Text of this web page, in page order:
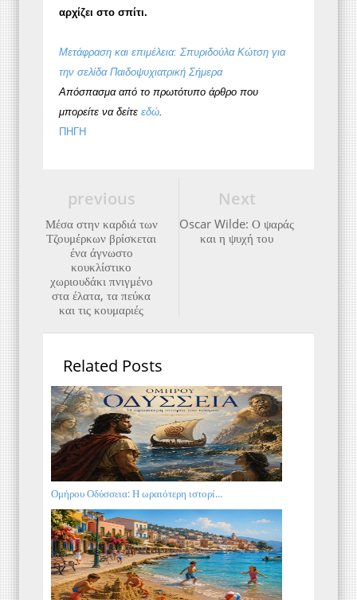
αρχίζει στο σπίτι.
Μετάφραση και επιμέλεια: Σπυριδούλα Κώτση για
την σελίδα Παιδοψυχιατρική Σήμερα
Απόσπασμα από το πρωτότυπο άρθρο που
μπορείτε να δείτε εδώ.
ΠΗΓΗ
Next
Oscar Wilde: Ο ψαράς
και η ψυχή του
previous
Μέσα στην καρδιά των
Τζουμέρκων βρίσκεται
ένα άγνωστο
κουκλίστικο
χωριουδάκι πνιγμένο
στα έλατα, τα πεύκα
και τις κουμαριές
Related Posts
Ομήρου Οδύσσεια: Η ωραιότερη ιστορί...